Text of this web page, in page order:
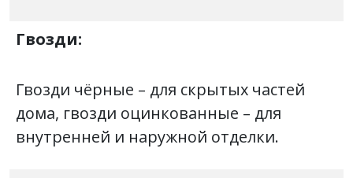
Гвозди:
Гвозди чёрные – для скрытых частей
дома, гвозди оцинкованные – для
внутренней и наружной отделки.